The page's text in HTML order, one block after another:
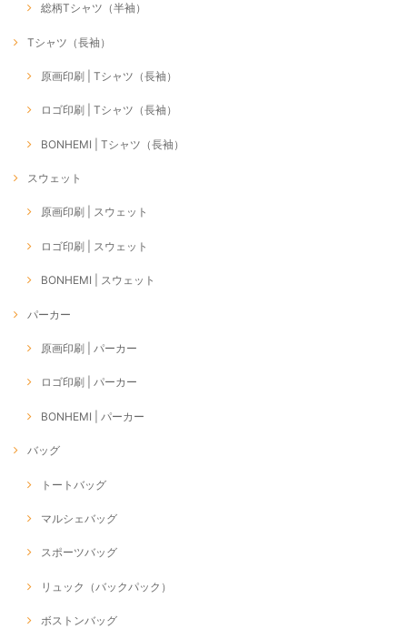
総柄Tシャツ（半袖）
Tシャツ（長袖）
原画印刷 | Tシャツ（長袖）
ロゴ印刷 | Tシャツ（長袖）
BONHEMI | Tシャツ（長袖）
スウェット
原画印刷 | スウェット
ロゴ印刷 | スウェット
BONHEMI | スウェット
パーカー
原画印刷 | パーカー
ロゴ印刷 | パーカー
BONHEMI | パーカー
バッグ
トートバッグ
マルシェバッグ
スポーツバッグ
リュック（バックパック）
ボストンバッグ